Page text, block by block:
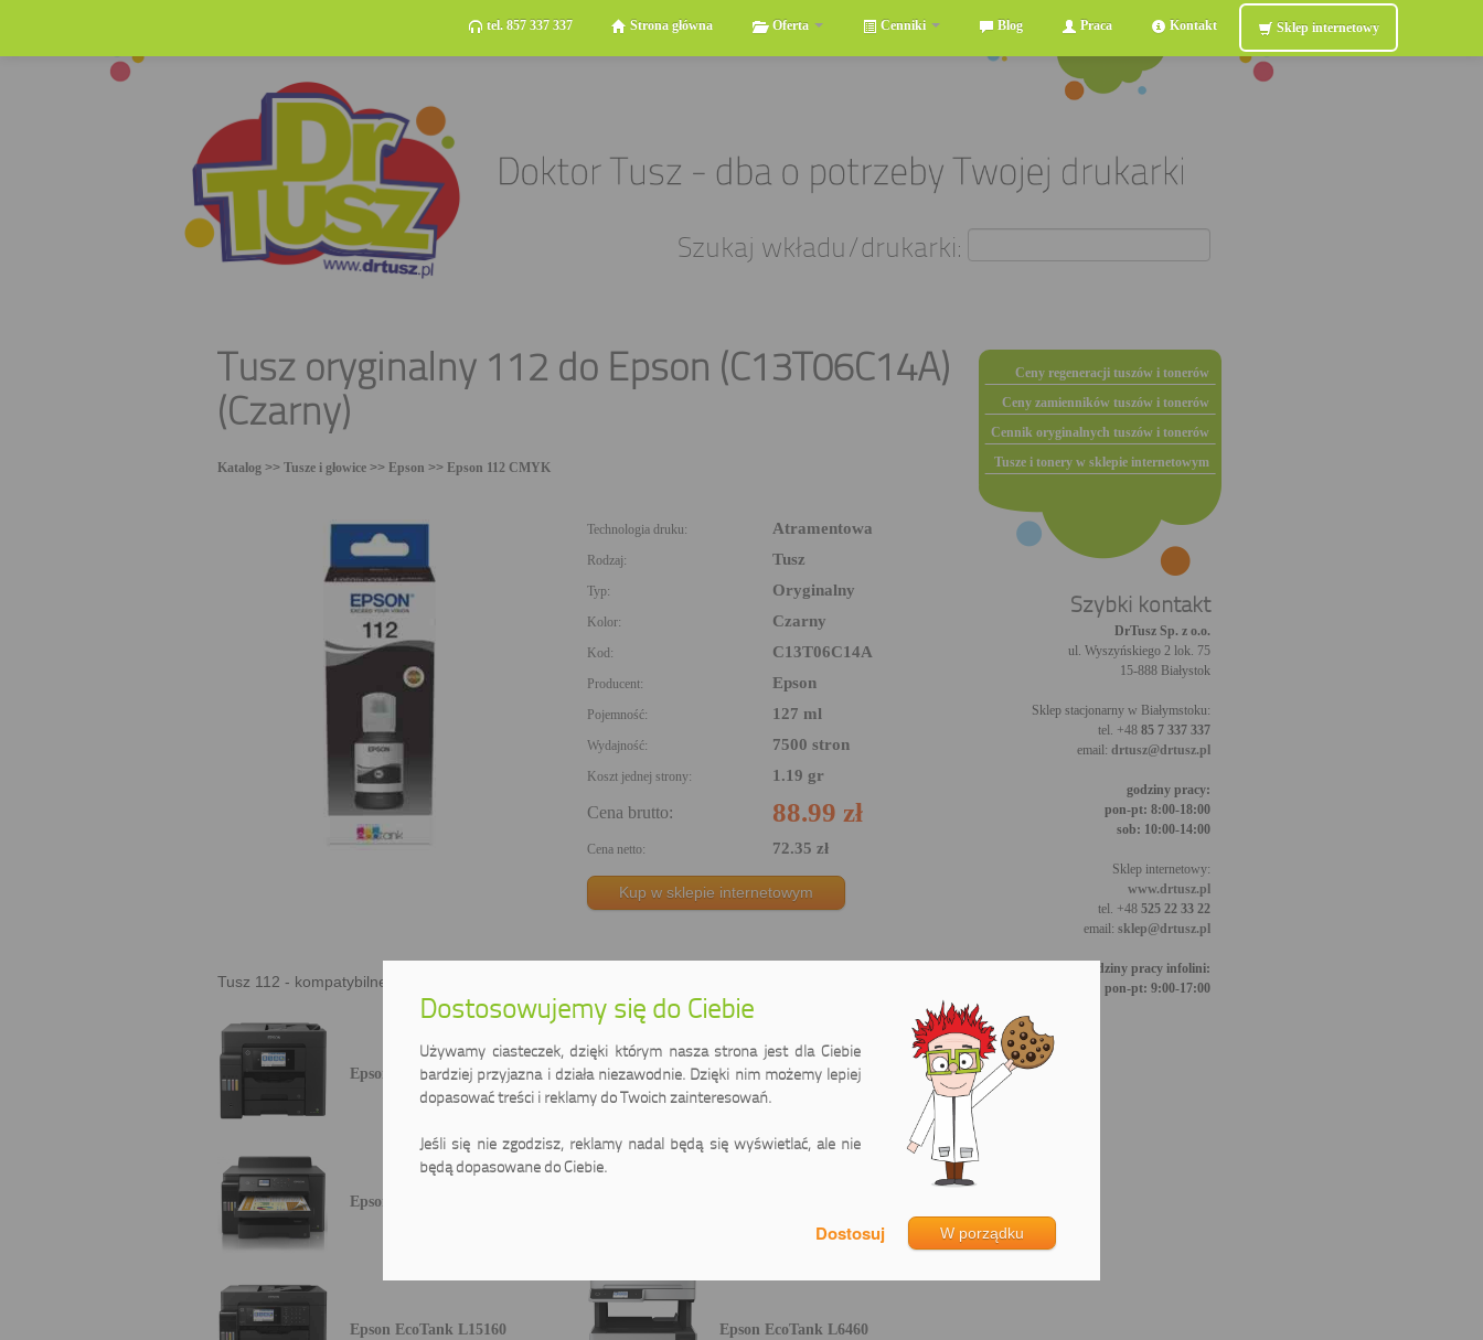
tel. 857 337 337 Strona główna Oferta Cenniki Blog Praca Kontakt Sklep internetowy
Szukaj wkładu/drukarki:
Tusz oryginalny 112 do Epson (C13T06C14A)
(Czarny)
Katalog >> Tusze i głowice >> Epson >> Epson 112 CMYK
Technologia druku: Atramentowa
Rodzaj: Tusz
Typ: Oryginalny
Kolor: Czarny
Kod: C13T06C14A
Producent: Epson
Pojemność: 127 ml
Wydajność: 7500 stron
Koszt jednej strony: 1.19 gr
Cena brutto: 88.99 zł
Cena netto: 72.35 zł
Kup w sklepie internetowym
Tusz 112 - kompatybilne drukarki:
Epson EcoTank ITS L6550 Epson EcoTank ITS L6570
Epson EcoTank L11160
Epson EcoTank L15160 Epson EcoTank L6460
Ceny regeneracji tuszów i tonerów
Ceny zamienników tuszów i tonerów
Cennik oryginalnych tuszów i tonerów
Tusze i tonery w sklepie internetowym
Szybki kontakt
DrTusz Sp. z o.o.
ul. Wyszyńskiego 2 lok. 75
15-888 Białystok
Sklep stacjonarny w Białymstoku:
tel. +48 85 7 337 337
email: drtusz@drtusz.pl
godziny pracy:
pon-pt: 8:00-18:00
sob: 10:00-14:00
Sklep internetowy:
www.drtusz.pl
tel. +48 525 22 33 22
email: sklep@drtusz.pl
godziny pracy infolini:
pon-pt: 9:00-17:00
Dostosowujemy się do Ciebie
Używamy ciasteczek, dzięki którym nasza strona jest dla Ciebie
bardziej przyjazna i działa niezawodnie. Dzięki nim możemy lepiej
dopasować treści i reklamy do Twoich zainteresowań.
Jeśli się nie zgodzisz, reklamy nadal będą się wyświetlać, ale nie
będą dopasowane do Ciebie.
W porządku